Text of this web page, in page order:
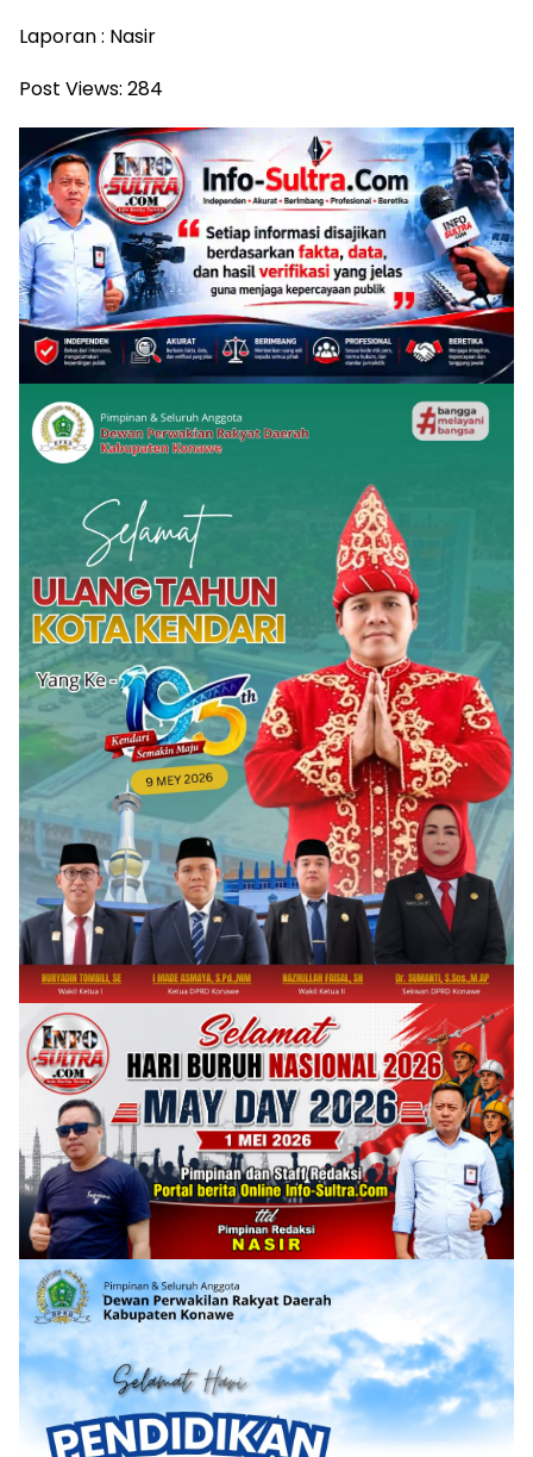
Laporan : Nasir
Post Views: 284